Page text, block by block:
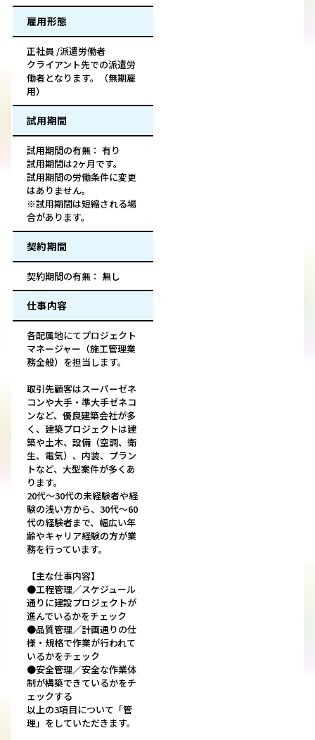
雇用形態
正社員 /派遣労働者
クライアント先での派遣労
働者となります。（無期雇
用）
試用期間
試用期間の有無： 有り
試用期間は2ヶ月です。
試用期間の労働条件に変更
はありません。
※試用期間は短縮される場
合があります。
契約期間
契約期間の有無： 無し
仕事内容
各配属地にてプロジェクト
マネージャー（施工管理業
務全般）を担当します。
取引先顧客はスーパーゼネ
コンや大手・準大手ゼネコ
ンなど、優良建築会社が多
く、建築プロジェクトは建
築や土木、設備（空調、衛
生、電気）、内装、プラン
トなど、大型案件が多くあ
ります。
20代～30代の未経験者や経
験の浅い方から、30代～60
代の経験者まで、幅広い年
齢やキャリア経験の方が業
務を行っています。
【主な仕事内容】
●工程管理／スケジュール
通りに建設プロジェクトが
進んでいるかをチェック
●品質管理／計画通りの仕
様・規格で作業が行われて
いるかをチェック
●安全管理／安全な作業体
制が構築できているかをチ
ェックする
以上の3項目について「管
理」をしていただきます。